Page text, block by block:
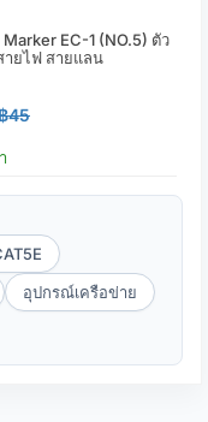
EC-1 (NO.5) ตัว
ายไฟ สายแลน
45
อุปกรณ์เครือข่าย